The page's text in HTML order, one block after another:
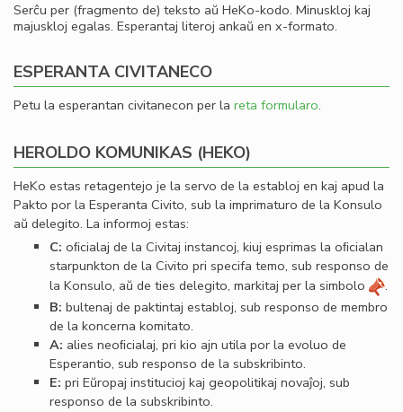
Serĉu per (fragmento de) teksto aŭ HeKo-kodo. Minuskloj kaj
majuskloj egalas. Esperantaj literoj ankaŭ en x-formato.
ESPERANTA CIVITANECO
Petu la esperantan civitanecon per la reta formularo.
HEROLDO KOMUNIKAS (HEKO)
HeKo estas retagentejo je la servo de la establoj en kaj apud la
Pakto por la Esperanta Civito, sub la imprimaturo de la Konsulo
aŭ delegito. La informoj estas:
C: oﬁcialaj de la Civitaj instancoj, kiuj esprimas la oﬁcialan
starpunkton de la Civito pri specifa temo, sub responso de
la Konsulo, aŭ de ties delegito, markitaj per la simbolo
.
B: bultenaj de paktintaj establoj, sub responso de membro
de la koncerna komitato.
A: alies neoﬁcialaj, pri kio ajn utila por la evoluo de
Esperantio, sub responso de la subskribinto.
E: pri Eŭropaj institucioj kaj geopolitikaj novaĵoj, sub
responso de la subskribinto.